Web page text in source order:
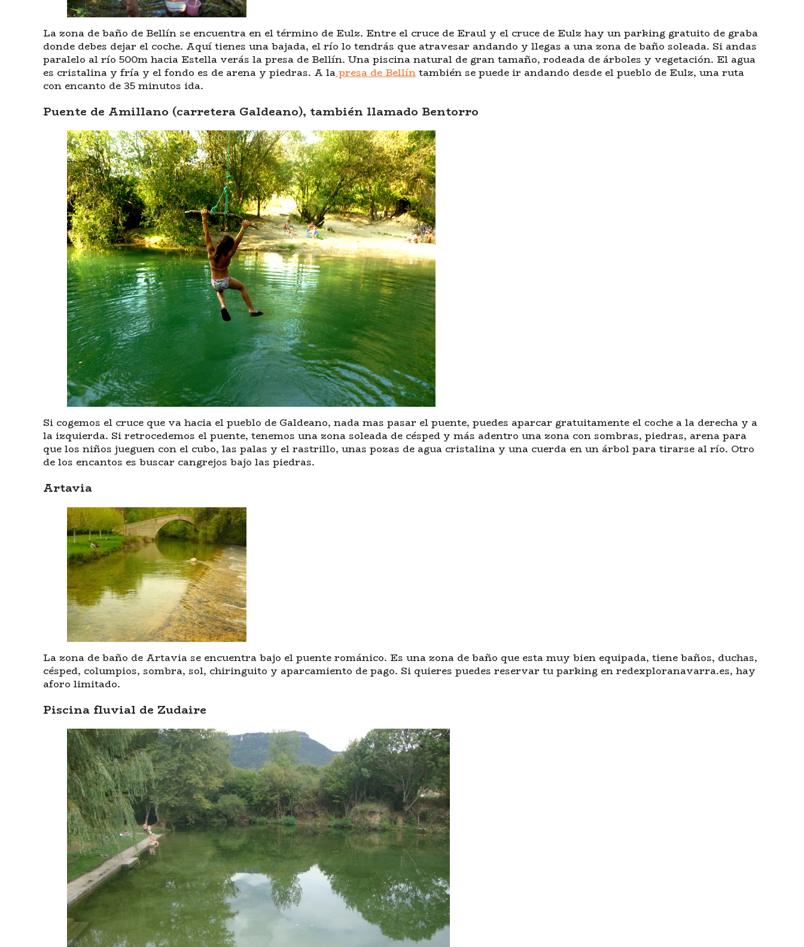
La zona de baño de Bellín se encuentra en el término de Eulz. Entre el cruce de Eraul y el cruce de Eulz hay un parking gratuito de graba
donde debes dejar el coche. Aquí tienes una bajada, el río lo tendrás que atravesar andando y llegas a una zona de baño soleada. Si andas
paralelo al río 500m hacia Estella verás la presa de Bellín. Una piscina natural de gran tamaño, rodeada de árboles y vegetación. El agua
es cristalina y fría y el fondo es de arena y piedras. A lapresa de Bellín también se puede ir andando desde el pueblo de Eulz, una ruta
con encanto de 35 minutos ida.
Puente de Amillano (carretera Galdeano), también llamado Bentorro
Si cogemos el cruce que va hacia el pueblo de Galdeano, nada mas pasar el puente, puedes aparcar gratuitamente el coche a la derecha y a
la izquierda. Si retrocedemos el puente, tenemos una zona soleada de césped y más adentro una zona con sombras, piedras, arena para
que los niños jueguen con el cubo, las palas y el rastrillo, unas pozas de agua cristalina y una cuerda en un árbol para tirarse al río. Otro
de los encantos es buscar cangrejos bajo las piedras.
Artavia
La zona de baño de Artavia se encuentra bajo el puente románico. Es una zona de baño que esta muy bien equipada, tiene baños, duchas,
césped, columpios, sombra, sol, chiringuito y aparcamiento de pago. Si quieres puedes reservar tu parking en redexploranavarra.es, hay
aforo limitado.
Piscina fluvial de Zudaire